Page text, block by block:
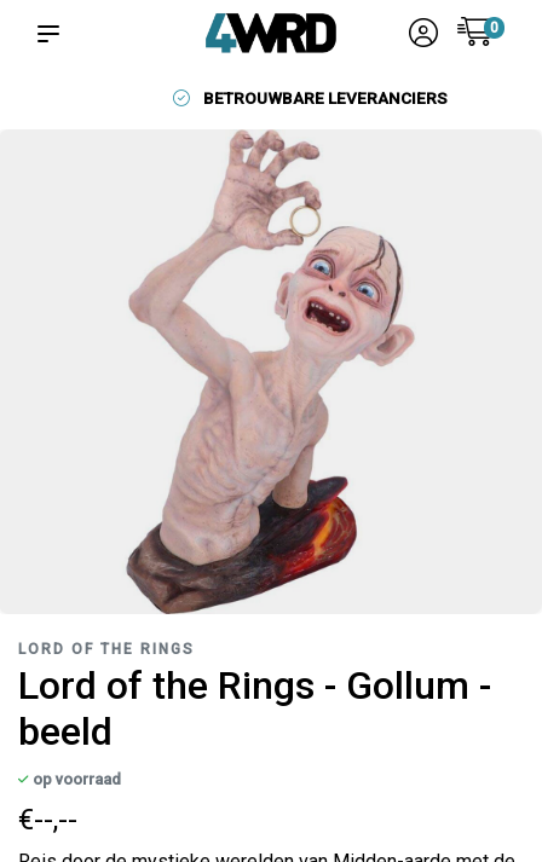
0
BETROUWBARE LEVERANCIERS
LORD OF THE RINGS
Lord of the Rings - Gollum -
beeld
op voorraad
€--,--